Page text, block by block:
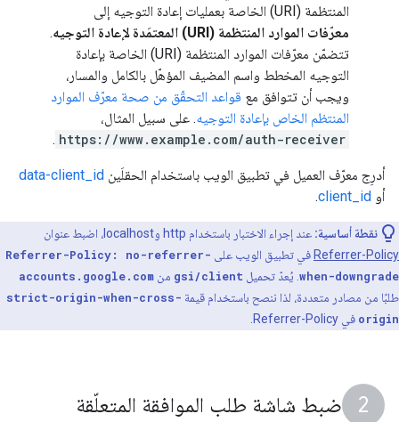
المنتظمة (URI) الخاصة بعمليات إعادة التوجيه إلى
معرّفات الموارد المنتظمة (URI) المعتمَدة لإعادة التوجيه
.
تتضمّن معرّفات الموارد المنتظمة (URI) الخاصة بإعادة
التوجيه المخطط واسم المضيف المؤهّل بالكامل والمسار،
ويجب أن تتوافق مع قواعد التحقّق من صحة معرّف الموارد
المنتظم الخاص بإعادة التوجيه. على سبيل المثال،
https://www.example.com/auth-receiver
.
أدرِج معرّف العميل في تطبيق الويب باستخدام الحقلَين data-client_id
أو client_id
.
نقطة أساسية: عند إجراء الاختبار باستخدام http وlocalhost، اضبط عنوان
Referrer-Policy في تطبيق الويب على Referrer-Policy: no-referrer-
when-downgrade . يُعدّ تحميل gsi/client من accounts.google.com
طلبًا من مصادر متعددة، لذا ننصح باستخدام قيمة strict-origin-when-cross-
origin في Referrer-Policy.
ضبط شاشة طلب الموافقة المتعلّقة